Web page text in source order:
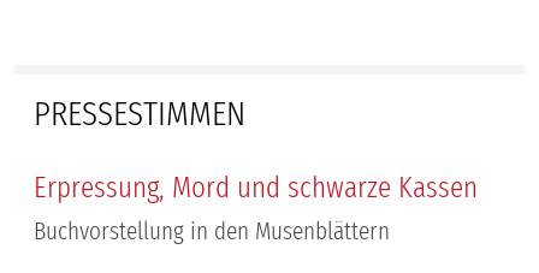
PRESSESTIMMEN
Erpressung, Mord und schwarze Kassen
Buchvorstellung in den Musenblättern